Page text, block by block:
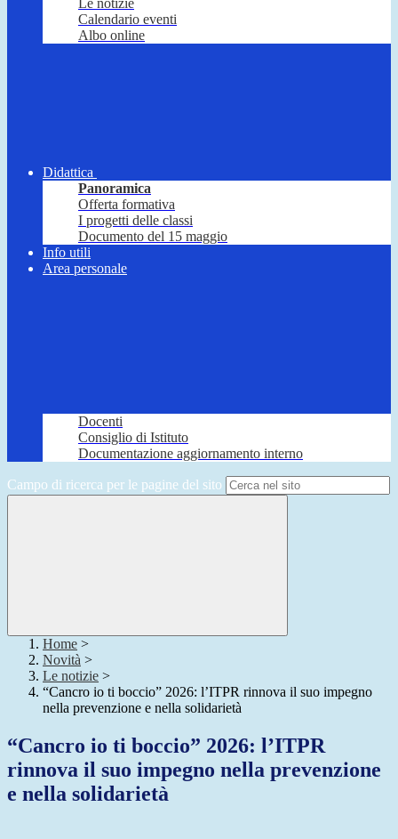
Le notizie
Calendario eventi
Albo online
Didattica
Panoramica
Offerta formativa
I progetti delle classi
Documento del 15 maggio
Info utili
Area personale
Docenti
Consiglio di Istituto
Documentazione aggiornamento interno
Campo di ricerca per le pagine del sito
Home >
Novità >
Le notizie >
“Cancro io ti boccio” 2026: l’ITPR rinnova il suo impegno
nella prevenzione e nella solidarietà
“Cancro io ti boccio” 2026: l’ITPR
rinnova il suo impegno nella prevenzione
e nella solidarietà